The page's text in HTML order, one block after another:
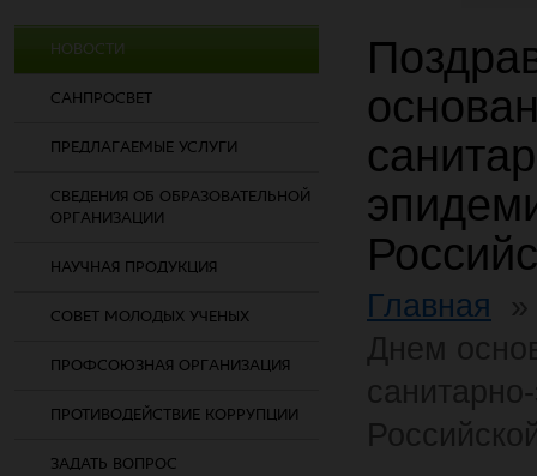
НОВОСТИ
САНПРОСВЕТ
ПРЕДЛАГАЕМЫЕ УСЛУГИ
СВЕДЕНИЯ ОБ ОБРАЗОВАТЕЛЬНОЙ
ОРГАНИЗАЦИИ
НАУЧНАЯ ПРОДУКЦИЯ
СОВЕТ МОЛОДЫХ УЧЕНЫХ
ПРОФСОЮЗНАЯ ОРГАНИЗАЦИЯ
ПРОТИВОДЕЙСТВИЕ КОРРУПЦИИ
ЗАДАТЬ ВОПРОС
Главная